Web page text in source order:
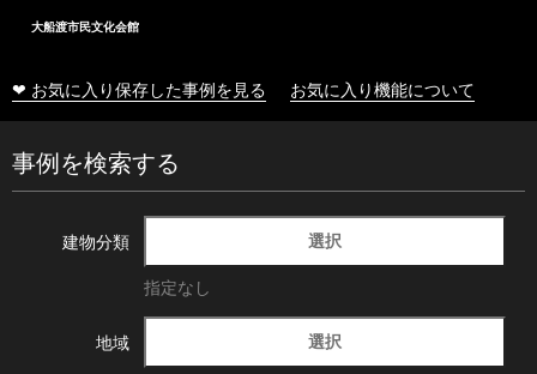
大船渡市民文化会館
❤ お気に入り保存した事例を見る お気に入り機能について
事例を検索する
建物分類 選択
指定なし
地域 選択